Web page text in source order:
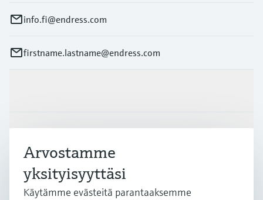
info.fi@endress.com
firstname.lastname@endress.com
Asiakastuki
Arvostamme
yksityisyyttäsi
Käytämme evästeitä parantaaksemme